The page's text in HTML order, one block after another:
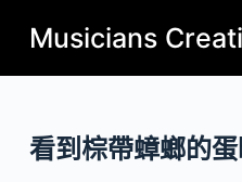
跳
內
Musicians
看到棕帶蟑螂的